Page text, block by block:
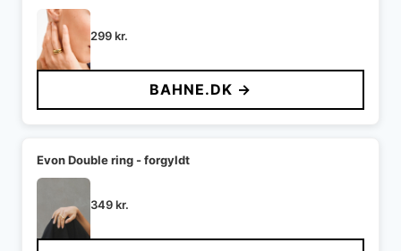
299kr.
BAHNE.DK →
Evon Double ring - forgyldt
349kr.